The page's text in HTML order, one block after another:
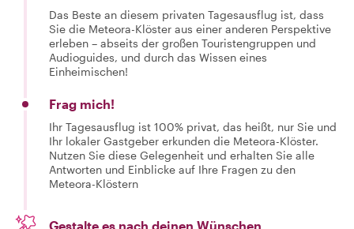
Das Beste an diesem privaten Tagesausflug ist, dass
Sie die Meteora-Klöster aus einer anderen Perspektive
erleben – abseits der großen Touristengruppen und
Audioguides, und durch das Wissen eines
Einheimischen!
Frag mich!
Ihr Tagesausflug ist 100% privat, das heißt, nur Sie und
Ihr lokaler Gastgeber erkunden die Meteora-Klöster.
Nutzen Sie diese Gelegenheit und erhalten Sie alle
Antworten und Einblicke auf Ihre Fragen zu den
Meteora-Klöstern
Gestalte es nach deinen Wünschen